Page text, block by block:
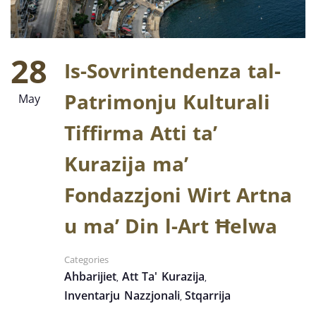
28
May
Is-Sovrintendenza tal-
Patrimonju Kulturali
Tiffirma Atti ta’
Kurazija ma’
Fondazzjoni Wirt Artna
u ma’ Din l-Art Ħelwa
Categories
Ahbarijiet, Att Ta' Kurazija,
Inventarju Nazzjonali,Stqarrija